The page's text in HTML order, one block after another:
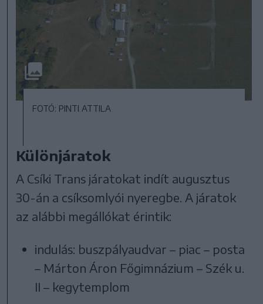
FOTÓ: PINTI ATTILA
Különjáratok
A Csíki Trans járatokat indít augusztus
30-án a csíksomlyói nyeregbe. A járatok
az alábbi megállókat érintik:
indulás: buszpályaudvar – piac – posta
– Márton Áron Főgimnázium – Szék u.
II – kegytemplom